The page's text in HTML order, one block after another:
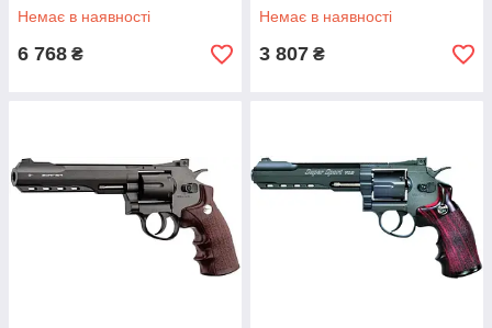
Немає в наявності
6 768 ₴
Немає в наявності
3 807 ₴